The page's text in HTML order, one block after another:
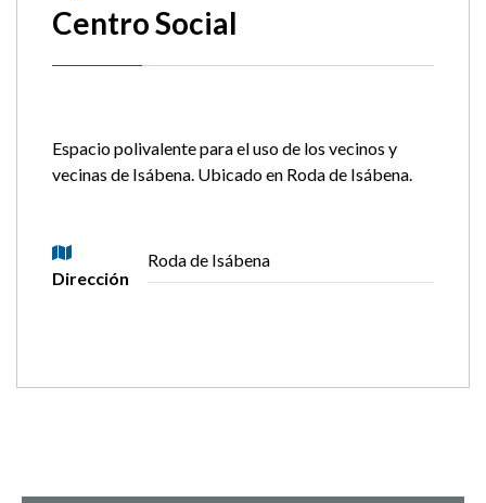
Centro Social
Espacio polivalente para el uso de los vecinos y
vecinas de Isábena. Ubicado en Roda de Isábena.
Dirección
Roda de Isábena